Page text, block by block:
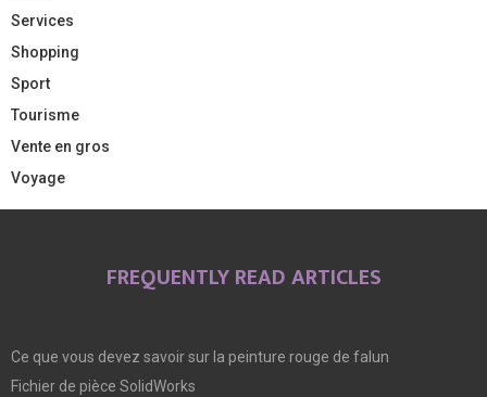
Services
Shopping
Sport
Tourisme
Vente en gros
Voyage
FREQUENTLY READ ARTICLES
Ce que vous devez savoir sur la peinture rouge de falun
Fichier de pièce SolidWorks